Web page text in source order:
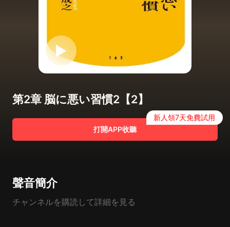
第2章 脳に悪い習慣2【2】
打開APP收聽
新人領7天免費試用
聲音簡介
チャンネルを購読して詳細を見る